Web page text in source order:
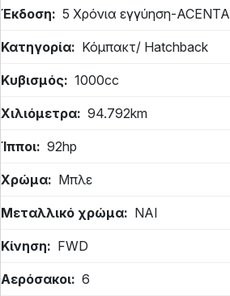
Έκδοση 5 Χρόνια εγγύηση-ACENTA
Κατηγορία Κόμπακτ/ Hatchback
Κυβισμός 1000cc
Χιλιόμετρα 94.792km
Ίπποι 92hp
Χρώμα Μπλε
Μεταλλικό χρώμα ΝΑΙ
Κίνηση FWD
Αερόσακοι 6